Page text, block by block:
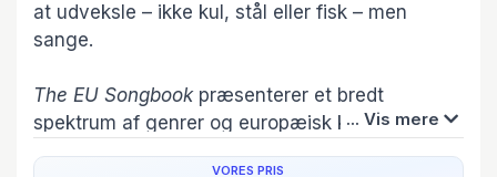
at udveksle – ikke kul, stål eller fisk – men
sange.
The EU Songbookpræsenterer et bredt
spektrum af genrer og europæisk kulturhistorie
fra 1400-tallet til i dag, fra folkemusik til
... Vis mere
VORES PRIS